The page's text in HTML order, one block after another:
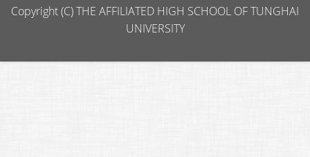
Copyright (C) THE AFFILIATED HIGH SCHOOL OF TUNGHAI
UNIVERSITY